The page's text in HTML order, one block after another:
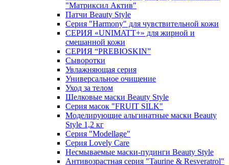
"Матриксил Актив"
Патчи Beauty Style
Серия "Harmony" для чувствительной кожи
СЕРИЯ «UNIMATT+» для жирной и
смешанной кожи
СЕРИЯ “PREBIOSKIN”
Сыворотки
Увлажняющая серия
Универсальное очищение
Уход за телом
Шелковые маски Beauty Style
Серия масок "FRUIT SILK"
Моделирующие альгинатные маски Beauty
Style 1,2 кг
Серия "Modellage"
Cерия Lovely Care
Несмываемые маски-пудинги Beauty Style
Антивозрастная серия "Taurine & Resveratrol"